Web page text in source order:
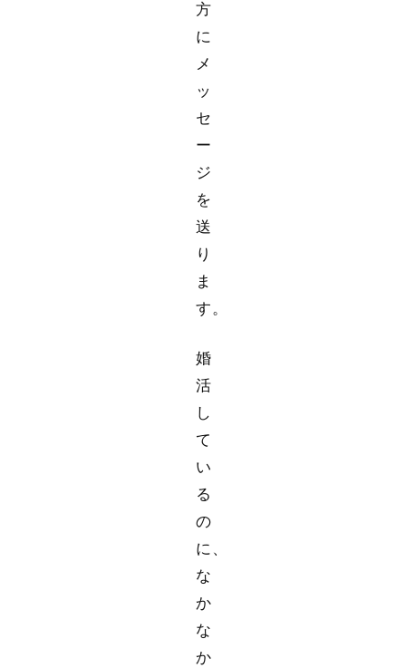
方
に
メ
ッ
セ
ー
ジ
を
送
り
ま
す。
婚
活
し
て
い
る
の
に、
な
か
な
か